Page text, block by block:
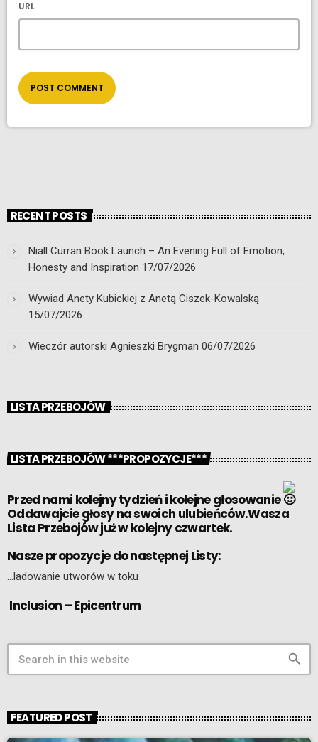
URL
RECENT POSTS
Niall Curran Book Launch – An Evening Full of Emotion,
Honesty and Inspiration 17/07/2026
Wywiad Anety Kubickiej z Anetą Ciszek-Kowalską
15/07/2026
Wieczór autorski Agnieszki Brygman 06/07/2026
LISTA PRZEBOJÓW
LISTA PRZEBOJÓW ***PROPOZYCJE***
Przed nami kolejny tydzień i kolejne głosowanie
Oddawajcie głosy na swoich ulubieńców.Wasza
Lista Przebojów już w kolejny czwartek.
Nasze propozycje do następnej Listy:
…ladowanie utworów w toku
Inclusion – Epicentrum
search
FEATURED POST